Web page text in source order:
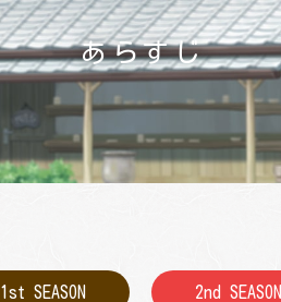
あらすじ
1st SEASON 2nd SEASON